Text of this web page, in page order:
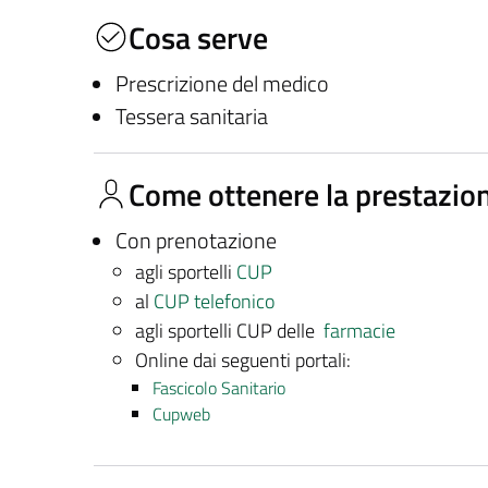
Cosa serve
Prescrizione del medico
Tessera sanitaria
Come ottenere la
Con prenotazione
agli sportelli CUP
al CUP telefonico
agli sportelli CUP delle farmacie
Online dai seguenti portali:
Fascicolo Sanitario
Cupweb